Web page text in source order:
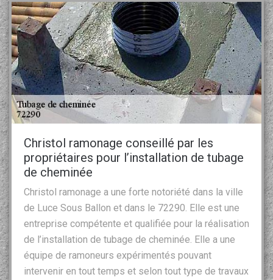
Christol ramonage conseillé par les
propriétaires pour l’installation de tubage
de cheminée
Christol ramonage a une forte notoriété dans la ville
de Luce Sous Ballon et dans le 72290. Elle est une
entreprise compétente et qualifiée pour la réalisation
de l’installation de tubage de cheminée. Elle a une
équipe de ramoneurs expérimentés pouvant
intervenir en tout temps et selon tout type de travaux